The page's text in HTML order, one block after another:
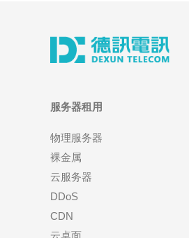
服务器租用
物理服务器
裸金属
云服务器
DDoS
CDN
云桌面